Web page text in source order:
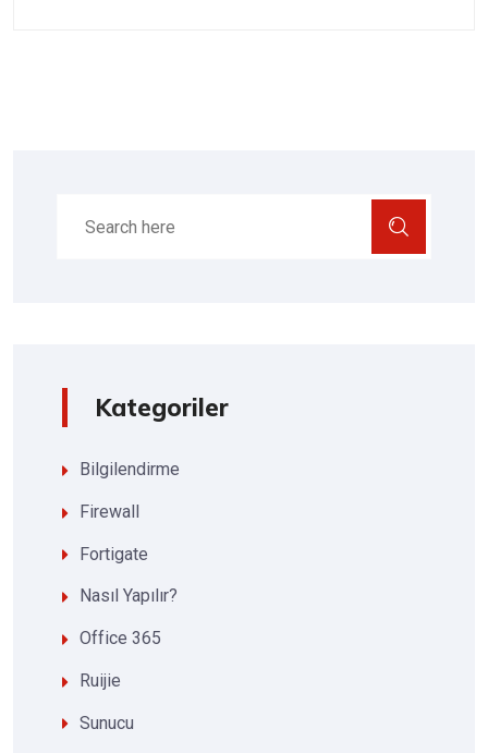
Kategoriler
Bilgilendirme
Firewall
Fortigate
Nasıl Yapılır?
Office 365
Ruijie
Sunucu